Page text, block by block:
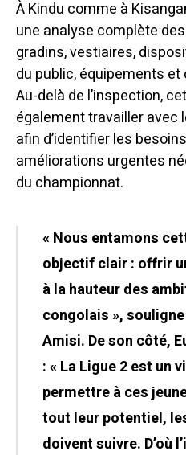
À Kindu comme à
une analyse complète
gradins, vestiaires,
du public, équipements
Au-delà de l’inspection,
également travailler avec
afin d’identifier les
améliorations urgentes
du championnat.
« Nous entamons
objectif clair : offrir
à la hauteur des
congolais »,
Amisi. De son côté,
: « La Ligue 2 est un
permettre à ces
tout leur potentiel,
doivent suivre. D’où